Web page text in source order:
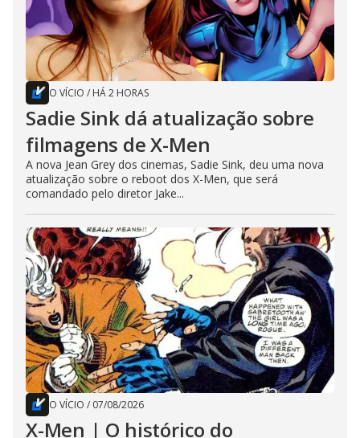
O VÍCIO / HÁ 2 HORAS
Sadie Sink dá atualização sobre
filmagens de X-Men
A nova Jean Grey dos cinemas, Sadie Sink, deu uma nova
atualização sobre o reboot dos X-Men, que será
comandado pelo diretor Jake...
O VÍCIO / 07/08/2026
X-Men | O histórico do